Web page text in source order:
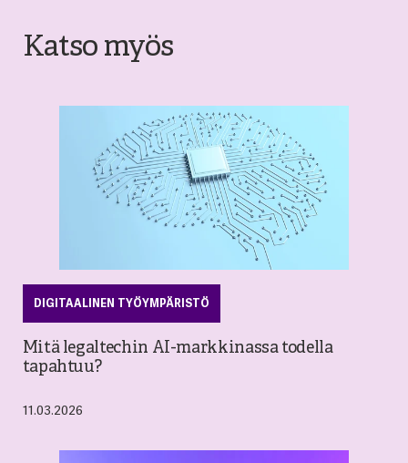
Katso myös
DIGITAALINEN TYÖYMPÄRISTÖ
Mitä legaltechin AI-markkinassa todella
tapahtuu?
11.03.2026